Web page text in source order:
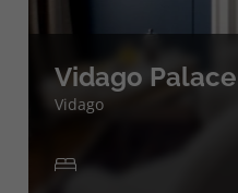
Vidago Palace
Vidago